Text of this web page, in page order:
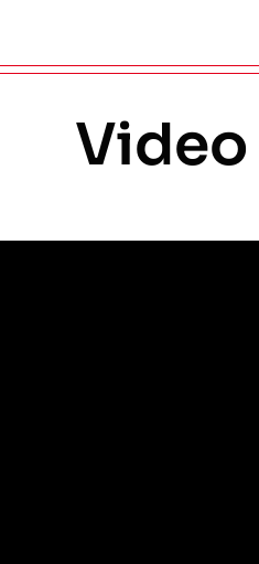
Video